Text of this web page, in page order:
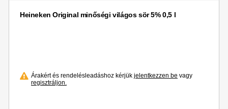
Heineken Original minőségi világos sör 5% 0,5 l
Árakért és rendelésleadáshoz kérjük jelentkezzen be vagy
regisztráljon.